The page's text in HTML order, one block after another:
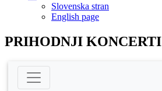
Slovenska stran
English page
PRIHODNJI KONCERTI